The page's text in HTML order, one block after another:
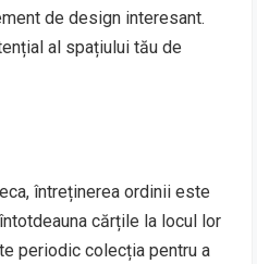
de design interesant.
al spațiului tău de
întreținerea ordinii este
cărțile la locul lor
periodic colecția pentru a